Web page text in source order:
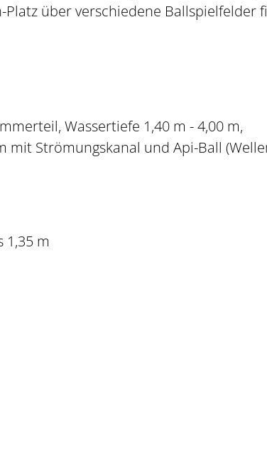
über verschiedene Ballspielfelder
Wassertiefe 1,40 m - 4,00 m,
mit Strömungskanal und Api-Ball
1,35 m